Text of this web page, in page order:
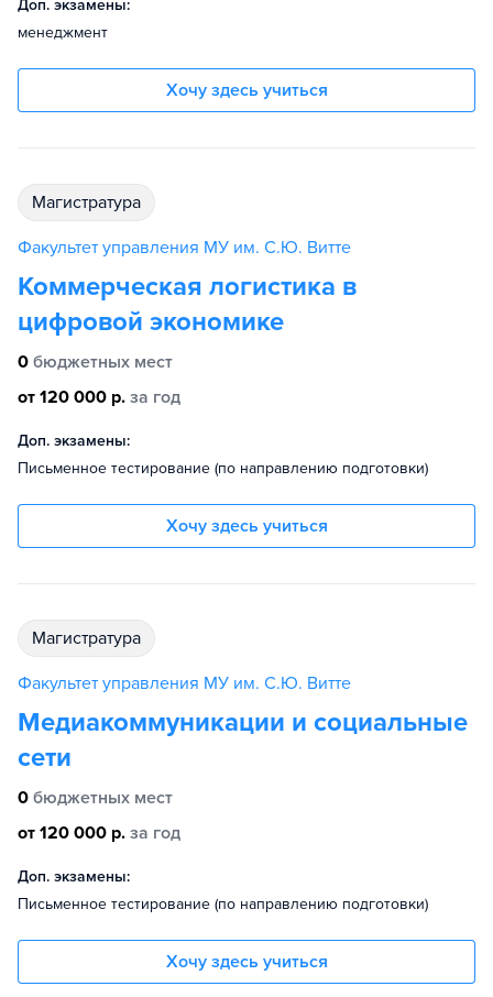
Доп. экзамены:
менеджмент
Хочу здесь учиться
магистратура
Факультет управления МУ им. С.Ю. Витте
Коммерческая логистика в
цифровой экономике
0 бюджетных мест
от 120 000 р. за год
Доп. экзамены:
Письменное тестирование (по направлению подготовки)
Хочу здесь учиться
магистратура
Факультет управления МУ им. С.Ю. Витте
Медиакоммуникации и социальные
сети
0 бюджетных мест
от 120 000 р. за год
Доп. экзамены:
Письменное тестирование (по направлению подготовки)
Хочу здесь учиться